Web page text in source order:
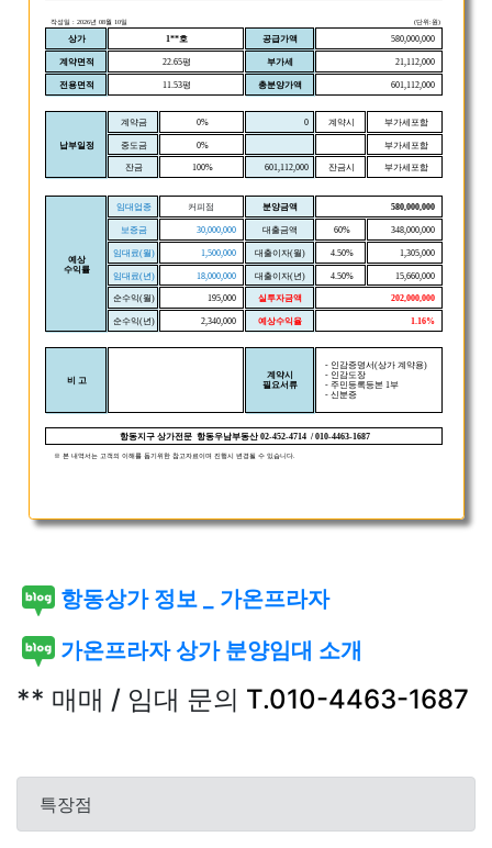
항동상가 정보 _ 가온프라자
가온프라자 상가 분양임대 소개
** 매매 / 임대 문의 T.010-4463-1687
특장점